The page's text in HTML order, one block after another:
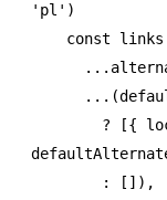
'pl' )
    const
links
      ...
      ...
        ?
[{
        :
[]) ,